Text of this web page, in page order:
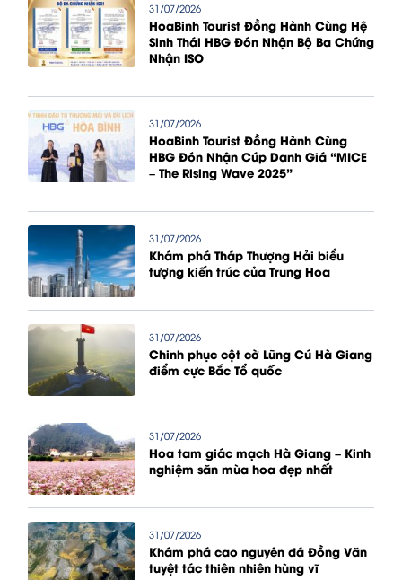
31/07/2026
HoaBinh Tourist Đồng Hành Cùng Hệ
Sinh Thái HBG Đón Nhận Bộ Ba Chứng
Nhận ISO
31/07/2026
HoaBinh Tourist Đồng Hành Cùng
HBG Đón Nhận Cúp Danh Giá “MICE
– The Rising Wave 2025”
31/07/2026
Khám phá Tháp Thượng Hải biểu
tượng kiến trúc của Trung Hoa
31/07/2026
Chinh phục cột cờ Lũng Cú Hà Giang
điểm cực Bắc Tổ quốc
31/07/2026
Hoa tam giác mạch Hà Giang – Kinh
nghiệm săn mùa hoa đẹp nhất
31/07/2026
Khám phá cao nguyên đá Đồng Văn
tuyệt tác thiên nhiên hùng vĩ